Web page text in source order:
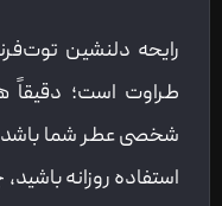
رایحه دلنشین
طراوت است؛ دقیقاً
شخصی عطر شما باشد.
استفاده روزانه